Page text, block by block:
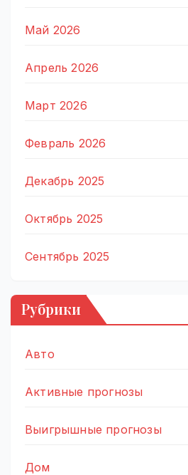
Май 2026
Апрель 2026
Март 2026
Февраль 2026
Декабрь 2025
Октябрь 2025
Сентябрь 2025
Рубрики
Авто
Активные прогнозы
Выигрышные прогнозы
Дом